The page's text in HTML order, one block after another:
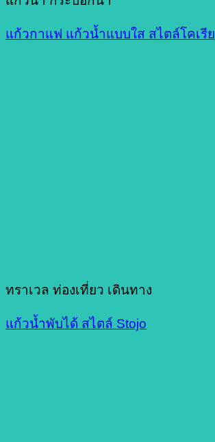
แก้วกาแฟ แก้วน้ำแบบใส สไตล์โคเรีย
ทราเวล ท่องเที่ยว เดินทาง
แก้วน้ำพับได้ สไตล์ Stojo